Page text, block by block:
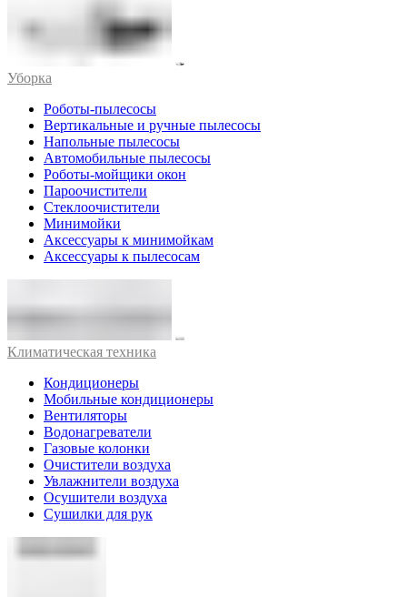
Уборка
Роботы-пылесосы
Вертикальные и ручные пылесосы
Напольные пылесосы
Автомобильные пылесосы
Роботы-мойщики окон
Пароочистители
Стеклоочистители
Минимойки
Аксессуары к минимойкам
Аксессуары к пылесосам
Климатическая техника
Кондиционеры
Мобильные кондиционеры
Вентиляторы
Водонагреватели
Газовые колонки
Очистители воздуха
Увлажнители воздуха
Осушители воздуха
Сушилки для рук